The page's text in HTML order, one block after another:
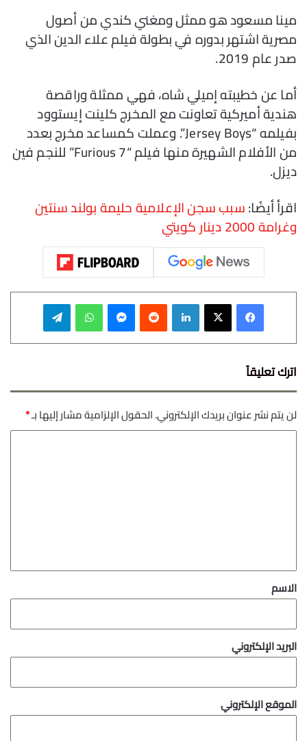
مينا مسعود هو ممثل ومغني كندي من أصول
مصرية اشتهر بدوره في بطولة فيلم علاء الدين الذي
صدر عام 2019.
‬هندية‭ ‬أميركية تعاونت مع المخرج كلينت إيستوود
بفيلمه “Jersey Boys”. وعملت كمساعد مخرج بعدد
من الأفلام الشهيرة منها فيلم “Furious 7” للنجم فين
ديزل.
اقرأ أيضًا:سبب سجن الإعلامية حليمة بولند سنتين
وغرامة 2000 دينار كويتي
فيسبوك ‫X لينكدإن واتساب
اترك تعليقاً
لن يتم نشر عنوان بريدك الإلكتروني.الحقول الإلزامية مشار إليها بـ*
*
الاسم
البريد الإلكتروني
الموقع الإلكتروني